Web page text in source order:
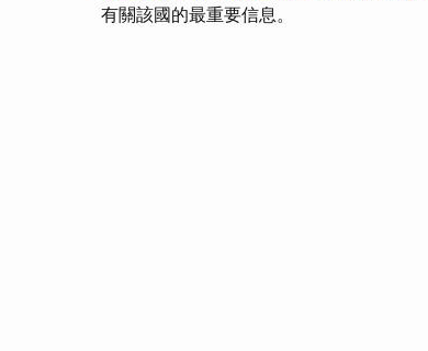
有關該國的最重要信息。